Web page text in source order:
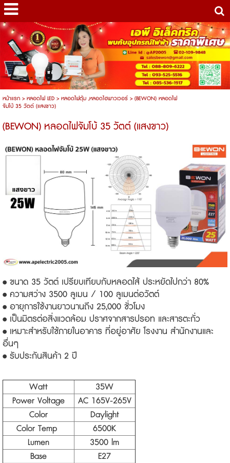
หน้าแรก> หลอดไฟ LED> หลอดไฟตุ้ม ,หลอดไฮพาวเวอร์> (BEWON) หลอดไฟ
จัมโบ้ 35 วัตต์ (แสงขาว)
(BEWON) หลอดไฟจัมโบ้ 35 วัตต์ (แสงขาว)
• ขนาด 35 วัตต์ เปรียบเทียบกับหลอดไส้ ประหยัดไปกว่า 80%
• ความสว่าง 3500 ลูเมน / 100 ลูเมนต่อวัตต์
• อายุการใช้งานยาวนานถึง 25,000 ชั่วโมง
• เป็นมิตรต่อสิ่งแวดล้อม ปราศจากสารปรอท และสารตะกั่ว
• เหมาะสำหรับใช้ภายในอาคาร ที่อยู่อาศัย โรงงาน สำนักงานและ
อื่นๆ
• รับประกันสินค้า 2 ปี
Watt
35W
Power Voltage
AC 165V-265V
Color
Daylight
Color Temp
6500K
Lumen
3500 lm
Base
E27